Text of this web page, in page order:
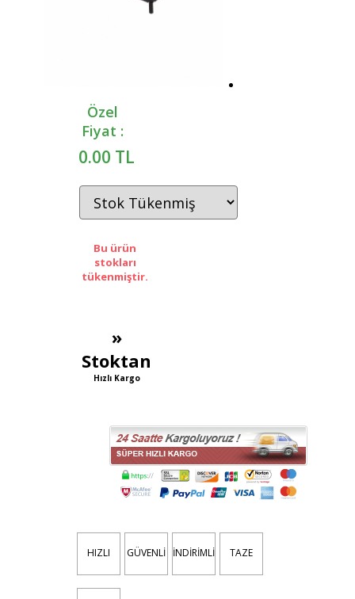
Özel
Fiyat :
0.00 TL
Bu ürün
stokları
tükenmiştir.
»
Stoktan
Hızlı Kargo
HIZLI GÜVENLİ İNDİRİMLİ TAZE